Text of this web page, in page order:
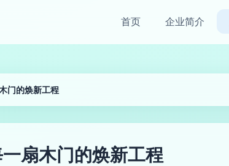
首页 企业简介
门的焕新工程
扇木门的焕新工程